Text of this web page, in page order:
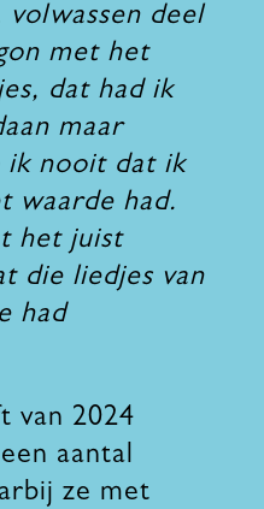
deel
met het
dat had ik
maar
ik nooit dat ik
waarde had.
het juist
die liedjes van
had
van 2024
aantal
ze met